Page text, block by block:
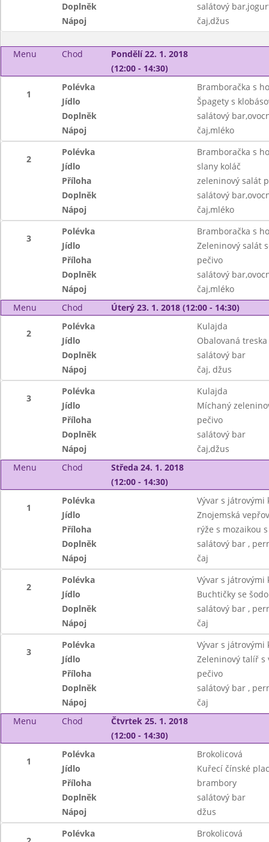
Doplněk
salátový
Nápoj
čaj,džus
Menu Chod
Pondělí 22. 1. 2018
(12:00 - 14:30)
1
Polévka
Bramboračka s
Jídlo
Špagety s
Doplněk
salátový
Nápoj
čaj,mléko
2
Polévka
Bramboračka s
Jídlo
slany koláč
Příloha
zeleninový salát
Doplněk
salátový
Nápoj
čaj,mléko
3
Polévka
Bramboračka s
Jídlo
Zeleninový salát
Příloha
pečivo
Doplněk
salátový
Nápoj
čaj,mléko
Menu
Chod Úterý 23. 1. 2018 (12:00 - 14:30)
2
Polévka
Kulajda
Jídlo
Obalovaná
Doplněk
salátový bar
Nápoj
čaj, džus
3
Polévka
Kulajda
Jídlo
Míchaný
Příloha
pečivo
Doplněk
salátový bar
Nápoj
čaj,džus
Menu
Chod
Středa 24. 1. 2018
(12:00 - 14:30)
1
Polévka
Vývar s játrovými
Jídlo
Znojemská
Příloha
rýže s mozaikou
Doplněk
salátový bar ,
Nápoj
čaj
2
Polévka
Vývar s játrovými
Jídlo
Buchtičky se šodo
Doplněk
salátový bar ,
Nápoj
čaj
3
Polévka
Vývar s játrovými
Jídlo
Zeleninový talíř s
Příloha
pečivo
Doplněk
salátový bar ,
Nápoj
čaj
Menu
Chod
Čtvrtek 25. 1. 2018
(12:00 - 14:30)
1
Polévka
Brokolicová
Jídlo
Kuřecí čínské
Příloha
brambory
Doplněk
salátový bar
Nápoj
džus
Polévka Brokolicová